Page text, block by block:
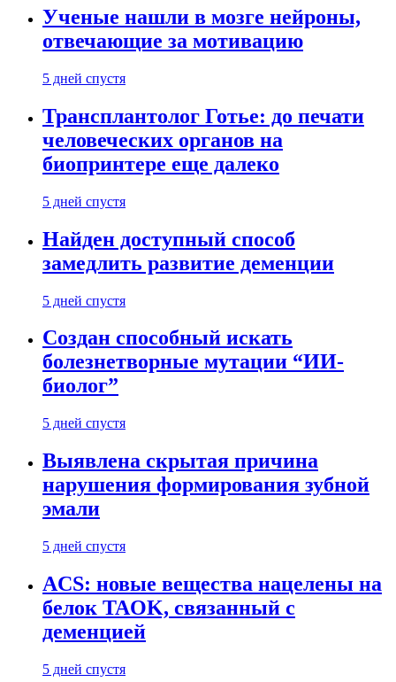
Ученые нашли в мозге нейроны,
отвечающие за мотивацию
5 дней спустя
Трансплантолог Готье: до печати
человеческих органов на
биопринтере еще далеко
5 дней спустя
Найден доступный способ
замедлить развитие деменции
5 дней спустя
Создан способный искать
болезнетворные мутации “ИИ-
биолог”
5 дней спустя
Выявлена скрытая причина
нарушения формирования зубной
эмали
5 дней спустя
ACS: новые вещества нацелены на
белок TAOK, связанный с
деменцией
5 дней спустя